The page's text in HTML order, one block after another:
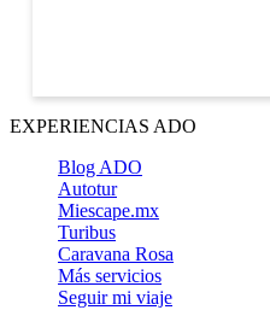
EXPERIENCIAS ADO
Blog ADO
Autotur
Miescape.mx
Turibus
Caravana Rosa
Más servicios
Seguir mi viaje